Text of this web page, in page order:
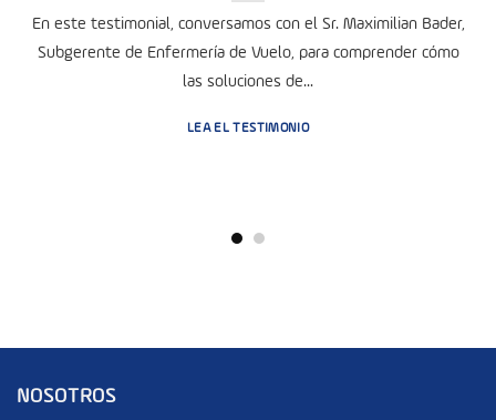
En este testimonial, conversamos con el Sr. Maximilian Bader,
Subgerente de Enfermería de Vuelo, para comprender cómo
las soluciones de...
LEA EL TESTIMONIO
NOSOTROS